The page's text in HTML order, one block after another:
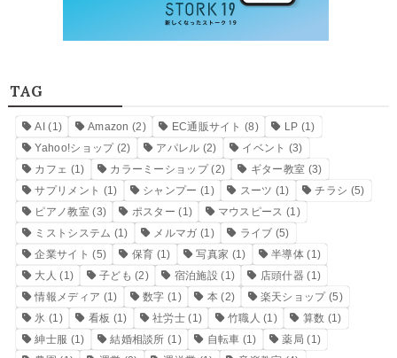
TAG
AI (1) Amazon (2) EC通販サイト (8) LP (1)
Yahoo!ショップ(2) アパレル (2) イベント (3)
カフェ (1) カラーミーショップ(2) ギター教室 (3)
サプリメント (1) シャンプー (1) スーツ (1) チラシ (5)
ピアノ教室(3) ポスター (1) マウスピース (1)
ミストシステム (1) メルマガ (1) ライブ (5)
企業サイト (5) 保育 (1) 写真家 (1) 半導体 (1)
大人 (1) 子ども (2) 宿泊施設 (1) 店頭什器 (1)
情報メディア (1) 数字 (1) 本(2) 楽天ショップ(5)
氷 (1) 看板 (1) 社労士 (1) 竹職人 (1) 算数 (1)
紳士服 (1) 結婚相談所 (1) 自転車 (1) 薬局 (1)